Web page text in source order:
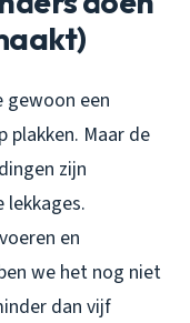
gewoon een
plakken. Maar de
zijn
en
we het nog niet
dan vijf